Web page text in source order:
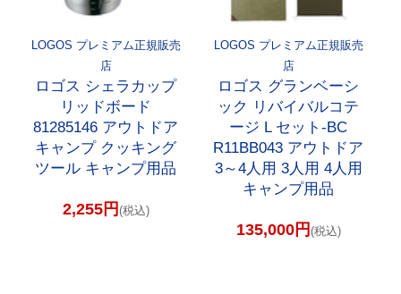
LOGOS プレミアム正規販売
店
ロゴス シェラカップ
リッドボード
81285146 アウトドア
キャンプ クッキング
ツール キャンプ用品
2,255円 (税込)
LOGOS プレミアム正規販売
店
ロゴス グランベーシ
ック リバイバルコテ
ージ L セット-BC
R11BB043 アウトドア
3～4人用 3人用 4人用
キャンプ用品
135,000円 (税込)